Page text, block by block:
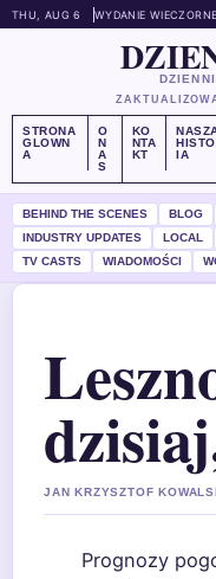
THU, AUG 6 WYDANIE
STRONA
GLOWN
A
O
N
A
S
KO
NTA
KT
IA
BEHIND THE SCENES BLOG
INDUSTRY UPDATES
LOCAL
TV CASTS
WIADOMOŚCI
JAN KRZYSZTOF
Prognozy